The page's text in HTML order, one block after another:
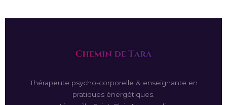
Thérapeute psycho-corporelle & enseignante en
pratiques énergétiques.